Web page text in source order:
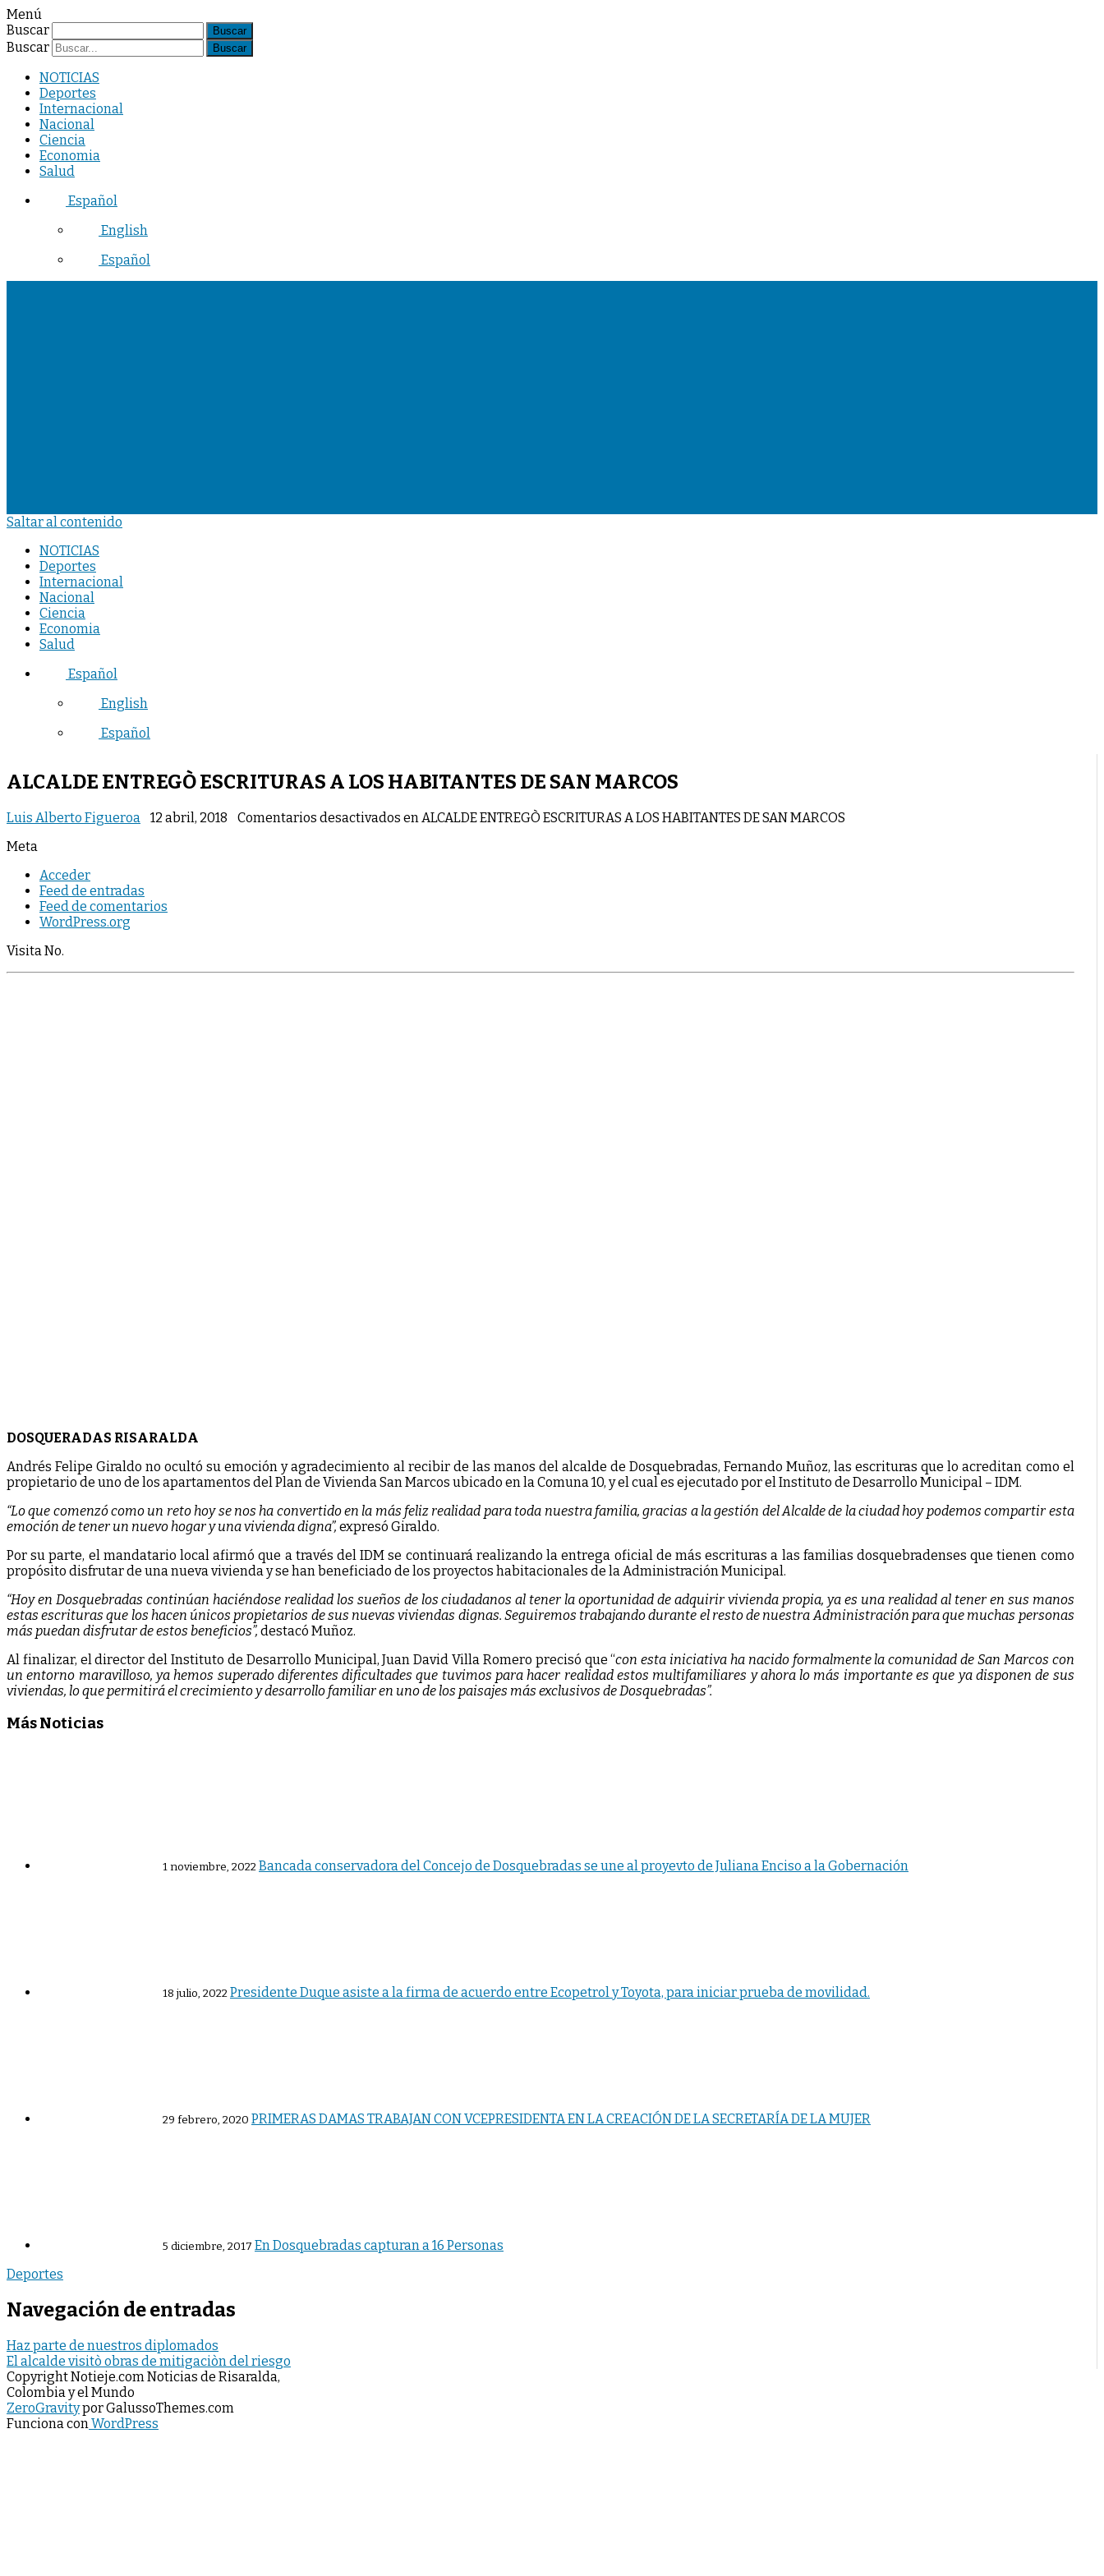
Menú
Buscar
Buscar
NOTICIAS
Deportes
Internacional
Nacional
Ciencia
Economia
Salud
Español
English
Español
Saltar al contenido
NOTICIAS
Deportes
Internacional
Nacional
Ciencia
Economia
Salud
Español
English
Español
ALCALDE ENTREGÒ ESCRITURAS A LOS HABITANTES DE SAN MARCOS
Luis Alberto Figueroa 12 abril, 2018 Comentarios desactivados en ALCALDE ENTREGÒ ESCRITURAS A LOS HABITANTES DE SAN MARCOS
Meta
Acceder
Feed de entradas
Feed de comentarios
WordPress.org
Visita No.
DOSQUERADAS RISARALDA
Andrés Felipe Giraldo no ocultó su emoción y agradecimiento al recibir de las manos del alcalde de Dosquebradas, Fernando Muñoz, las escrituras que lo acreditan como el
propietario de uno de los apartamentos del Plan de Vivienda San Marcos ubicado en la Comuna 10, y el cual es ejecutado por el Instituto de Desarrollo Municipal – IDM.
“Lo que comenzó como un reto hoy se nos ha convertido en la más feliz realidad para toda nuestra familia, gracias a la gestión del Alcalde de la ciudad hoy podemos compartir esta
emoción de tener un nuevo hogar y una vivienda digna”, expresó Giraldo.
Por su parte, el mandatario local afirmó que a través del IDM se continuará realizando la entrega oficial de más escrituras a las familias dosquebradenses que tienen como
propósito disfrutar de una nueva vivienda y se han beneficiado de los proyectos habitacionales de la Administración Municipal.
“Hoy en Dosquebradas continúan haciéndose realidad los sueños de los ciudadanos al tener la oportunidad de adquirir vivienda propia, ya es una realidad al tener en sus manos
estas escrituras que los hacen únicos propietarios de sus nuevas viviendas dignas. Seguiremos trabajando durante el resto de nuestra Administración para que muchas personas
más puedan disfrutar de estos beneficios”, destacó Muñoz.
Al finalizar, el director del Instituto de Desarrollo Municipal, Juan David Villa Romero precisó que “con esta iniciativa ha nacido formalmente la comunidad de San Marcos con
un entorno maravilloso, ya hemos superado diferentes dificultades que tuvimos para hacer realidad estos multifamiliares y ahora lo más importante es que ya disponen de sus
viviendas, lo que permitirá el crecimiento y desarrollo familiar en uno de los paisajes más exclusivos de Dosquebradas”.
Más Noticias
1 noviembre, 2022Bancada conservadora del Concejo de Dosquebradas se une al proyevto de Juliana Enciso a la Gobernación
18 julio, 2022Presidente Duque asiste a la firma de acuerdo entre Ecopetrol y Toyota, para iniciar prueba de movilidad.
29 febrero, 2020 PRIMERAS DAMAS TRABAJAN CON VCEPRESIDENTA EN LA CREACIÓN DE LA SECRETARÍA DE LA MUJER
5 diciembre, 2017 En Dosquebradas capturan a 16 Personas
Deportes
Navegación de entradas
Haz parte de nuestros diplomados
El alcalde visitò obras de mitigaciòn del riesgo
Copyright Notieje.com Noticias de Risaralda,
Colombia y el Mundo
ZeroGravitypor GalussoThemes.com
Funciona conWordPress